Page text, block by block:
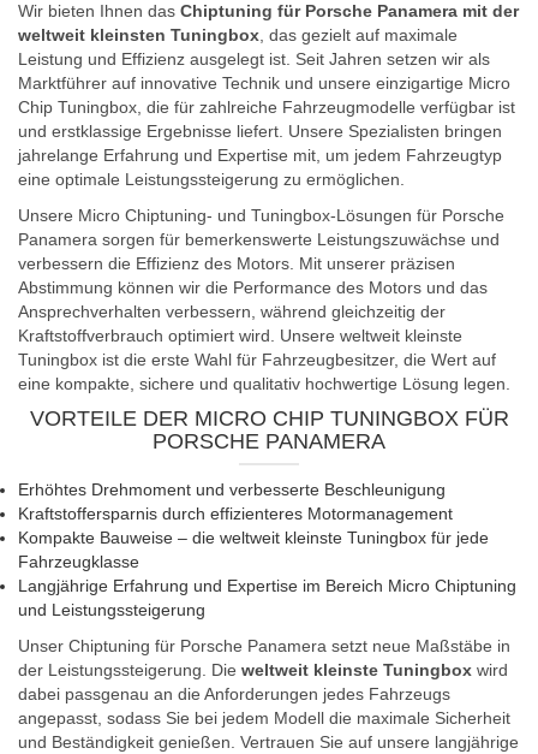
Wir bieten Ihnen das Chiptuning für Porsche Panamera mit der
weltweit kleinsten Tuningbox, das gezielt auf maximale
Leistung und Effizienz ausgelegt ist. Seit Jahren setzen wir als
Marktführer auf innovative Technik und unsere einzigartige Micro
Chip Tuningbox, die für zahlreiche Fahrzeugmodelle verfügbar ist
und erstklassige Ergebnisse liefert. Unsere Spezialisten bringen
jahrelange Erfahrung und Expertise mit, um jedem Fahrzeugtyp
eine optimale Leistungssteigerung zu ermöglichen.
Unsere Micro Chiptuning- und Tuningbox-Lösungen für Porsche
Panamera sorgen für bemerkenswerte Leistungszuwächse und
verbessern die Effizienz des Motors. Mit unserer präzisen
Abstimmung können wir die Performance des Motors und das
Ansprechverhalten verbessern, während gleichzeitig der
Kraftstoffverbrauch optimiert wird. Unsere weltweit kleinste
Tuningbox ist die erste Wahl für Fahrzeugbesitzer, die Wert auf
eine kompakte, sichere und qualitativ hochwertige Lösung legen.
VORTEILE DER MICRO CHIP TUNINGBOX FÜR
PORSCHE PANAMERA
Erhöhtes Drehmoment und verbesserte Beschleunigung
Kraftstoffersparnis durch effizienteres Motormanagement
Kompakte Bauweise – die weltweit kleinste Tuningbox für jede
Fahrzeugklasse
Langjährige Erfahrung und Expertise im Bereich Micro Chiptuning
und Leistungssteigerung
Unser Chiptuning für Porsche Panamera setzt neue Maßstäbe in
der Leistungssteigerung. Die weltweit kleinste Tuningbox wird
dabei passgenau an die Anforderungen jedes Fahrzeugs
angepasst, sodass Sie bei jedem Modell die maximale Sicherheit
und Beständigkeit genießen. Vertrauen Sie auf unsere langjährige